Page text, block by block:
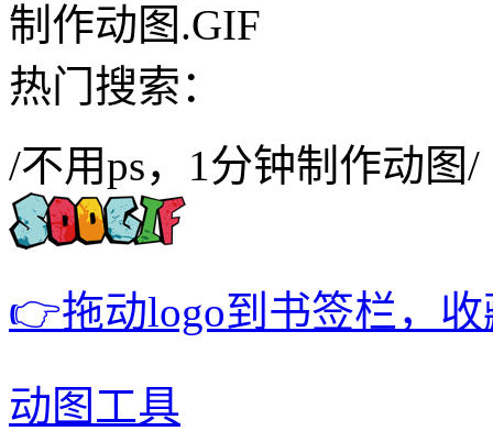
制作动图.GIF
热门搜索：
/不用ps，1分钟制作动图/
👉拖动logo到书签栏，
动图工具